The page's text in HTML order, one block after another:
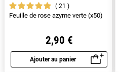
21
Feuille de rose azyme verte (x50)
2,90 €
Ajouter au panier
Aperçu rapide